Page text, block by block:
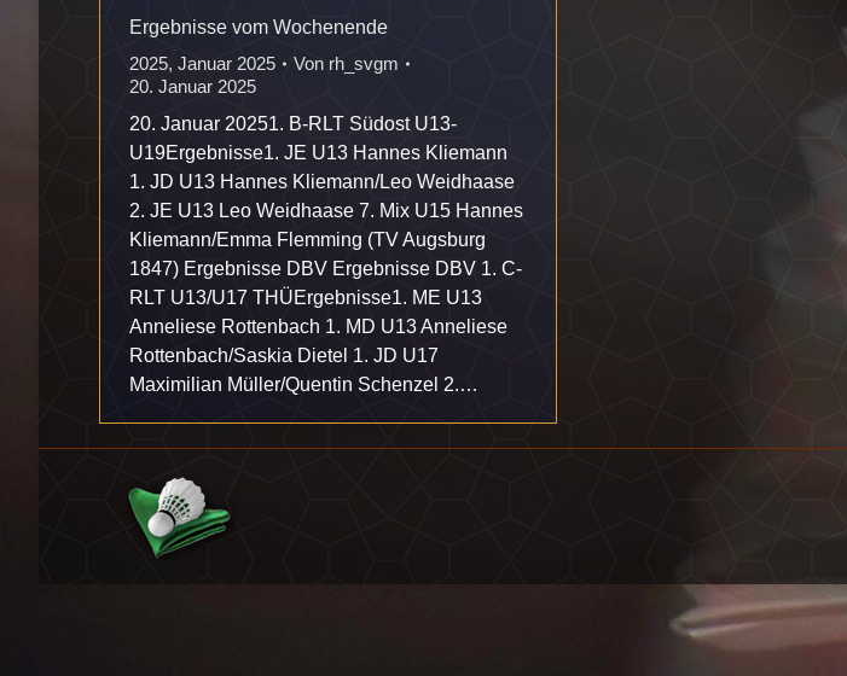
Ergebnisse vom Wochenende
2025, Januar 2025 Von rh_svgm
20. Januar 2025
20. Januar 20251. B-RLT Südost U13-
U19Ergebnisse1. JE U13 Hannes Kliemann
1. JD U13 Hannes Kliemann/Leo Weidhaase
2. JE U13 Leo Weidhaase 7. Mix U15 Hannes
Kliemann/Emma Flemming (TV Augsburg
1847) Ergebnisse DBV Ergebnisse DBV 1. C-
RLT U13/U17 THÜErgebnisse1. ME U13
Anneliese Rottenbach 1. MD U13 Anneliese
Rottenbach/Saskia Dietel 1. JD U17
Maximilian Müller/Quentin Schenzel 2.…